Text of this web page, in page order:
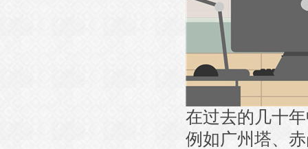
在过去的几十
例如广州塔、